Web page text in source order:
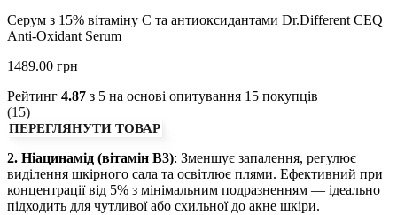
Серум з 15% вітаміну С та антиоксидантами Dr.Different CEQ
Anti-Oxidant Serum
1489.00 грн
Рейтинг 4.87 з 5 на основі опитування 15 покупців
(15)
ПЕРЕГЛЯНУТИ ТОВАР
2. Ніацинамід (вітамін B3): Зменшує запалення, регулює
виділення шкірного сала та освітлює плями. Ефективний при
концентрації від 5% з мінімальним подразненням — ідеально
підходить для чутливої ​​або схильної до акне шкіри.